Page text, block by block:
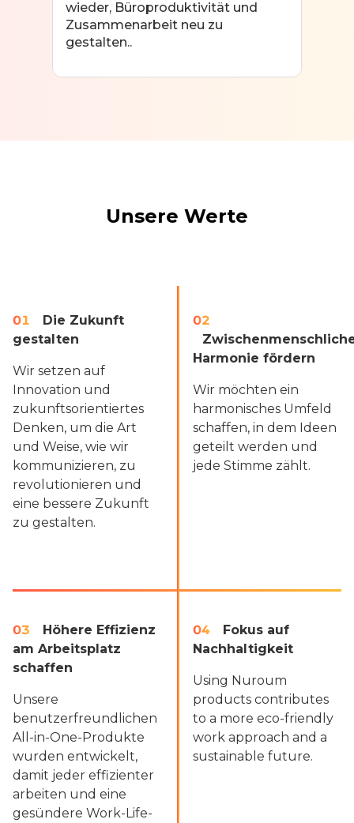
wieder, Büroproduktivität und
Zusammenarbeit neu zu
gestalten..
Unsere Werte
01
Die Zukunft
gestalten
Wir setzen auf
Innovation und
zukunftsorientiertes
Denken, um die Art
und Weise, wie wir
kommunizieren, zu
revolutionieren und
eine bessere Zukunft
zu gestalten.
02
Harmonie fördern
Wir möchten ein
harmonisches Umfeld
schaffen, in dem Ideen
geteilt werden und
jede Stimme zählt.
03
Höhere Effizienz
am Arbeitsplatz
schaffen
Unsere
benutzerfreundlichen
All-in-One-Produkte
wurden entwickelt,
damit jeder effizienter
arbeiten und eine
gesündere Work-Life-
04
Fokus auf
Nachhaltigkeit
Using Nuroum
products contributes
to a more eco-friendly
work approach and a
sustainable future.